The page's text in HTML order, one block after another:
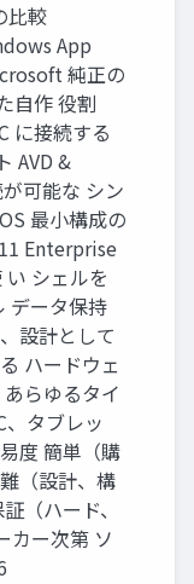
比較
App
純正の
自作 役割
に接続する
AVD &
可能な シン
最小構成の
Enterprise
シェルを
データ保持
設計として
ハードウェ
らゆるタイ
タブレッ
度 簡単（購
（設計、構
（ハード、
カー次第 ソ